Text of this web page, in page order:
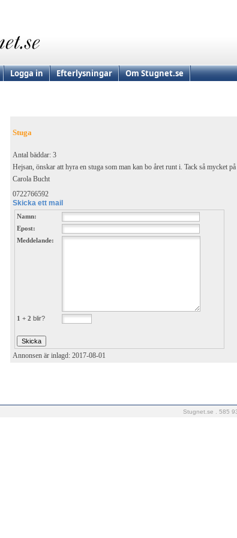
Logga in Efterlysningar Om Stugnet.se
Stuga
Antal bäddar: 3
Hejsan, önskar att hyra en stuga som man kan bo året runt i. Tack så mycket
Carola Bucht
0722766592
Skicka ett mail
Namn:
Epost:
Meddelande:
1 + 2 blir?
Annonsen är inlagd: 2017-08-01
Stugnet.se . 585